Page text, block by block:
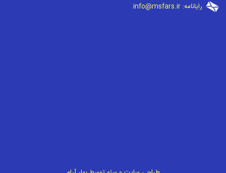
رایانامه:info@msfars.ir